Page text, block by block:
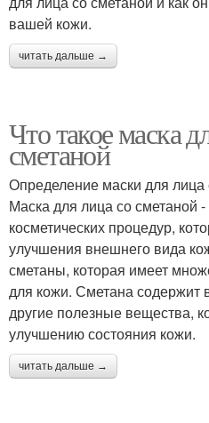
вашей кожи.
читать дальше →
Что такое маска
сметаной
Определение маски для лица
Маска для лица со сметаной
косметических процедур,
улучшения внешнего вида
сметаны, которая имеет
для кожи. Сметана
другие полезные вещества,
улучшению состояния кожи.
читать дальше →